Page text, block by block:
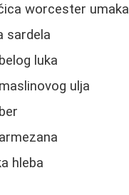
worcester umaka
sardela
luka
ulja
hleba